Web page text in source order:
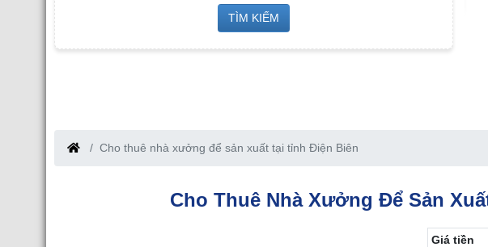
TÌM KIẾM
Cho Thuê Nhà Xưởng tại Hưng Yên
Cho thuê nhà xưởng để sản xuất tại tỉnh Điện Biên
Cho Thuê Nhà Xưởng Để Sản
Giá tiền